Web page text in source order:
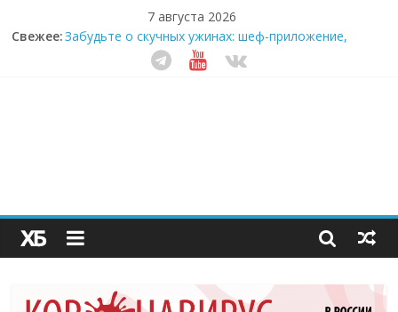
7 августа 2026
Свежее:Забудьте о скучных ужинах: шеф-приложение,
которое видит вашу еду насквозь
Небо зовёт: как бизнес на полётах дронов и
Секрет супергидратации: почему кокосовая вода с
пребиотиками становится главным трендом
здорового питания